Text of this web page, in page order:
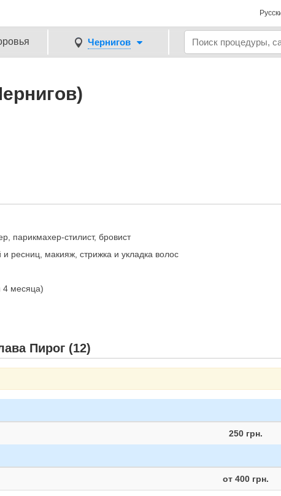
Чернигов
парикмахер-стилист, бровист
ресниц, макияж, стрижка и укладка волос
4 месяца)
Пирог (12)
250 грн.
от 400 грн.